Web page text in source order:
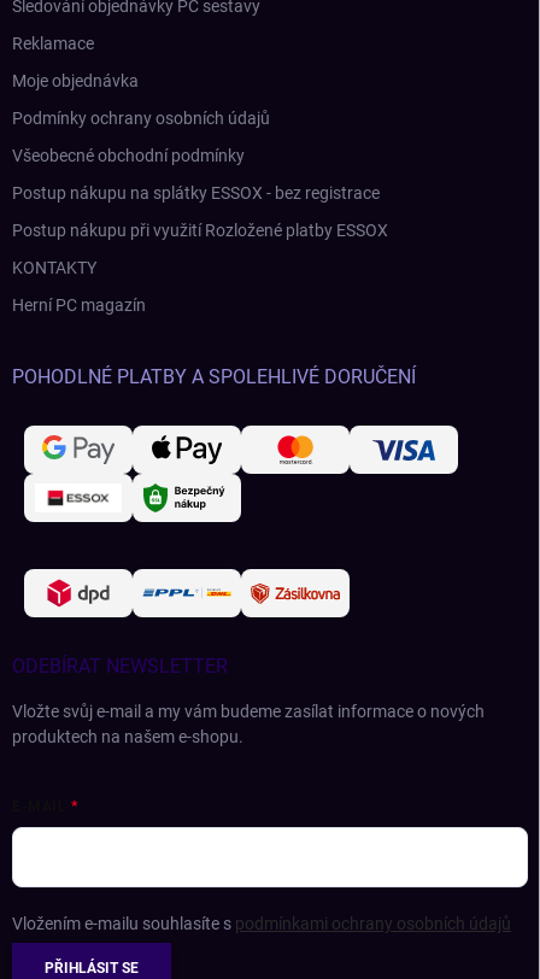
Sledování objednávky PC sestavy
Reklamace
Moje objednávka
Podmínky ochrany osobních údajů
Všeobecné obchodní podmínky
Postup nákupu na splátky ESSOX - bez registrace
Postup nákupu při využití Rozložené platby ESSOX
KONTAKTY
Herní PC magazín
POHODLNÉ PLATBY A SPOLEHLIVÉ DORUČENÍ
ODEBÍRAT NEWSLETTER
Vložte svůj e-mail a my vám budeme zasílat informace o nových
produktech na našem e-shopu.
Vložením e-mailu souhlasíte s podmínkami ochrany osobních údajů
PŘIHLÁSIT SE